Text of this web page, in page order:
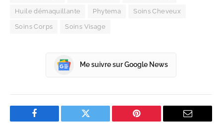
Huile démaquillante Phytema Soins Cheveux
Soins Corps Soins Visage
Me suivre sur Google News
Facebook Twitter Pinterest Email